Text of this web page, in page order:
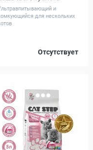
и
для нескольких
Отсутствует
12